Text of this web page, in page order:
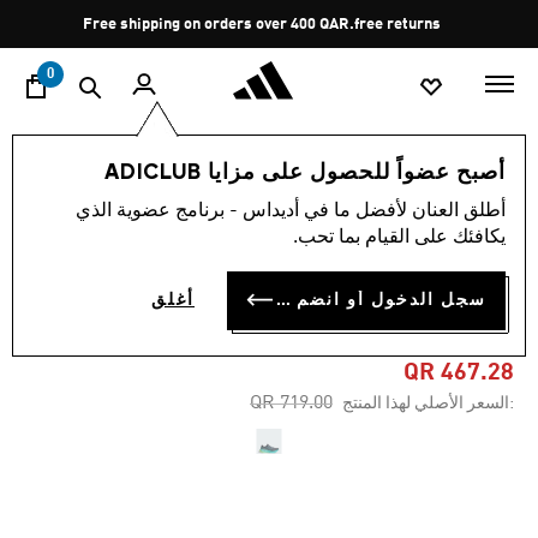
Pause
promotion
rotation
Free shipping on orders over 400 QAR.free returns
0
أصبح عضواً للحصول على مزايا ADICLUB
أطلق العنان لأفضل ما في أديداس - برنامج عضوية الذي
يكافئك على القيام بما تحب.
سجل الدخول أو انضم الآن أغلق
النساء
-35%
(275)
حذاء SUPERNOVA RISE 2
RUNNING
QR 467.28
:السعر الأصلي لهذا المنتج Price reduced from
QR 719.00
to